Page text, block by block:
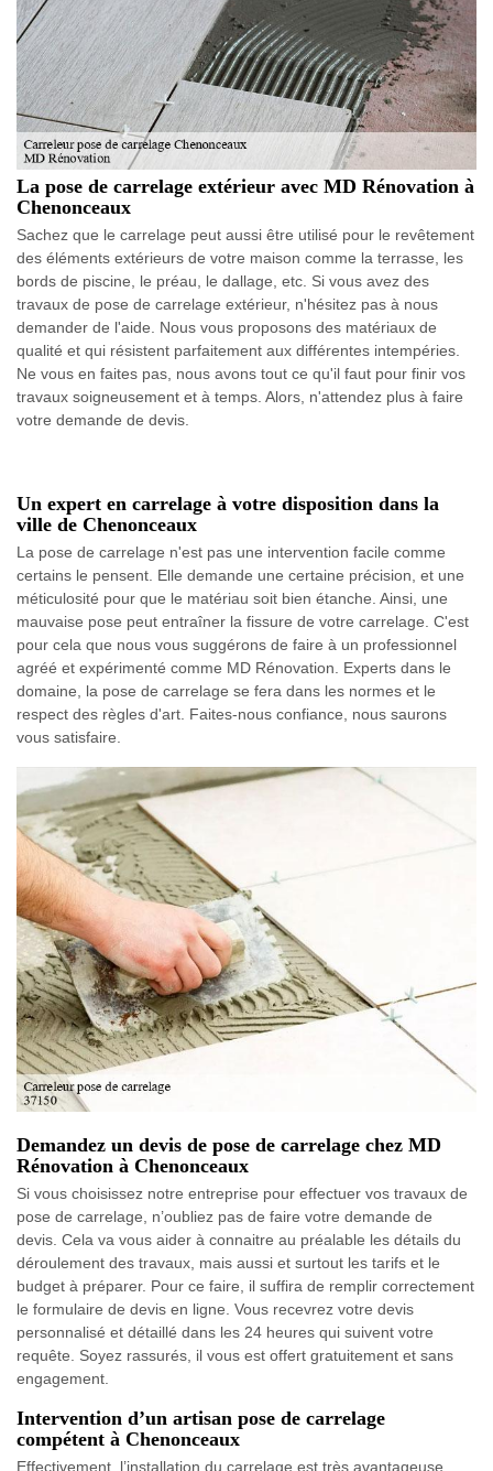
La pose de carrelage extérieur avec MD Rénovation à
Chenonceaux
Sachez que le carrelage peut aussi être utilisé pour le revêtement
des éléments extérieurs de votre maison comme la terrasse, les
bords de piscine, le préau, le dallage, etc. Si vous avez des
travaux de pose de carrelage extérieur, n'hésitez pas à nous
demander de l'aide. Nous vous proposons des matériaux de
qualité et qui résistent parfaitement aux différentes intempéries.
Ne vous en faites pas, nous avons tout ce qu'il faut pour finir vos
travaux soigneusement et à temps. Alors, n'attendez plus à faire
votre demande de devis.
Un expert en carrelage à votre disposition dans la
ville de Chenonceaux
La pose de carrelage n'est pas une intervention facile comme
certains le pensent. Elle demande une certaine précision, et une
méticulosité pour que le matériau soit bien étanche. Ainsi, une
mauvaise pose peut entraîner la fissure de votre carrelage. C'est
pour cela que nous vous suggérons de faire à un professionnel
agréé et expérimenté comme MD Rénovation. Experts dans le
domaine, la pose de carrelage se fera dans les normes et le
respect des règles d'art. Faites-nous confiance, nous saurons
vous satisfaire.
Demandez un devis de pose de carrelage chez MD
Rénovation à Chenonceaux
Si vous choisissez notre entreprise pour effectuer vos travaux de
pose de carrelage, n’oubliez pas de faire votre demande de
devis. Cela va vous aider à connaitre au préalable les détails du
déroulement des travaux, mais aussi et surtout les tarifs et le
budget à préparer. Pour ce faire, il suffira de remplir correctement
le formulaire de devis en ligne. Vous recevrez votre devis
personnalisé et détaillé dans les 24 heures qui suivent votre
requête. Soyez rassurés, il vous est offert gratuitement et sans
engagement.
Intervention d’un artisan pose de carrelage
compétent à Chenonceaux
Effectivement, l’installation du carrelage est très avantageuse